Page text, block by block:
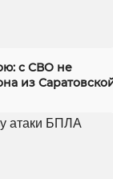
с СВО не
из